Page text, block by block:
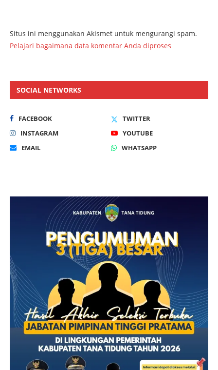
Situs ini menggunakan Akismet untuk mengurangi spam.
Pelajari bagaimana data komentar Anda diproses
SOCIAL NETWORKS
FACEBOOK
TWITTER
INSTAGRAM
YOUTUBE
EMAIL
WHATSAPP